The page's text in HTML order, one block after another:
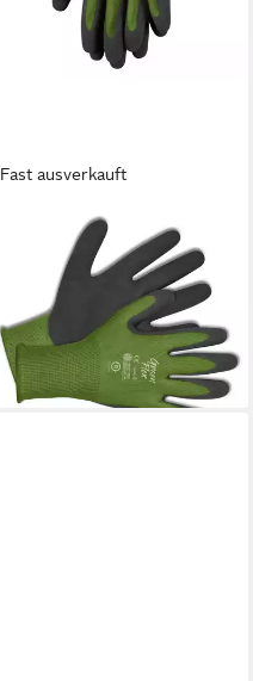
Fast ausverkauft
Gartenhandschuhe Green
Flex Handschuhe für die
Gartenarbeit
Grün/Dunkelgrün - Größe 8
7,49 €
lieferbar - in 2-3 Werktagen bei dir